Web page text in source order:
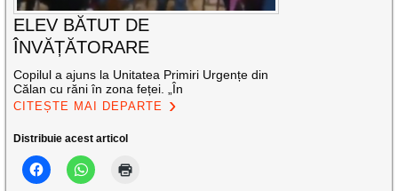
ELEV BĂTUT DE
ÎNVĂȚĂTORARE
Copilul a ajuns la Unitatea Primiri Urgențe din
Călan cu răni în zona feței. „În
CITEȘTE MAI DEPARTE
Distribuie acest articol